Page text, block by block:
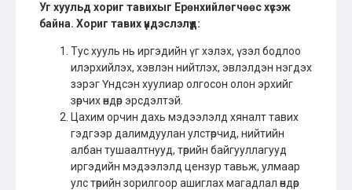
Уг хуульд хориг тавихыг Ерөнхийлөгчөөс хүсэж
байна. Хориг тавих үндэслэлүүд:
Тус хууль нь иргэдийн үг хэлэх, үзэл бодлоо
илэрхийлэх, хэвлэн нийтлэх, эвлэлдэн нэгдэх
зэрэг Үндсэн хуулиар олгосон олон эрхийг
зөрчих өндөр эрсдэлтэй.
Цахим орчин дахь мэдээлэлд хяналт тавих
гэдгээр далимдуулан улстөрчид, нийтийн
албан тушаалтнууд, төрийн байгууллагууд
иргэдийн мэдээлэлд цензур тавьж, улмаар
улс төрийн зорилгоор ашиглах магадлал өндөр